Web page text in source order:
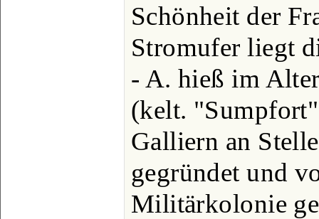
Schönheit der
Stromufer liegt
- A. hieß im
(kelt.
Galliern an
gegründet und
Militärkolonie